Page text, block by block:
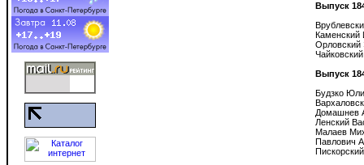
Выпуск
Каменский
Орловский
Выпуск
Будзко
Домашнев
Ленский
Малаев
Павлович